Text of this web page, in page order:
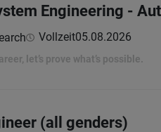
Engineering -
Vollzeit05.08.2026
let’s prove what’s possible.
(all genders)